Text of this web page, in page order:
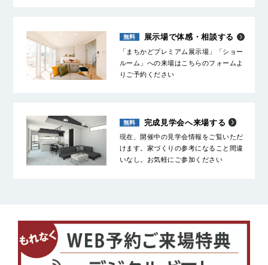
展示場で体感・相談する
「まちかどプレミアム展示場」「ショー
ルーム」への来場はこちらのフォームよ
りご予約ください
完成見学会へ来場する
現在、開催中の見学会情報をご覧いただ
けます。家づくりの参考になること間違
いなし。お気軽にご参加ください